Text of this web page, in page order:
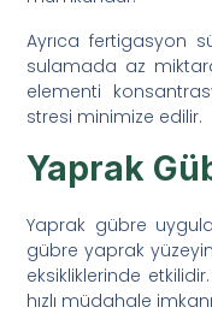
Ayrıca fertigasyon
sulamada az
elementi
stresi minimize edilir.
Yaprak
Yaprak gübre
gübre yaprak
eksikliklerinde
hızlı müdahale